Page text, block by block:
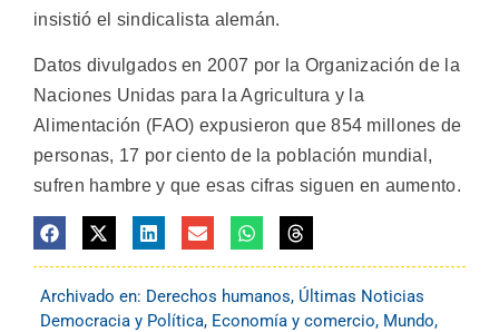
insistió el sindicalista alemán.
Datos divulgados en 2007 por la Organización de la
Naciones Unidas para la Agricultura y la
Alimentación (FAO) expusieron que 854 millones de
personas, 17 por ciento de la población mundial,
sufren hambre y que esas cifras siguen en aumento.
Archivado en: Derechos humanos, Últimas Noticias
Democracia y Política, Economía y comercio, Mundo,